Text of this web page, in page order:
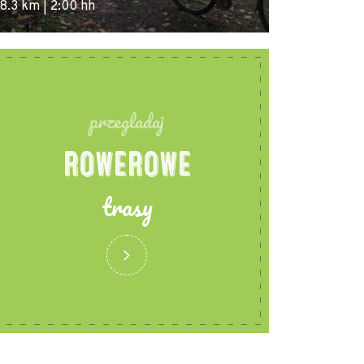
km | 2:00 hh
przegladaj
ROWEROWE
trasy